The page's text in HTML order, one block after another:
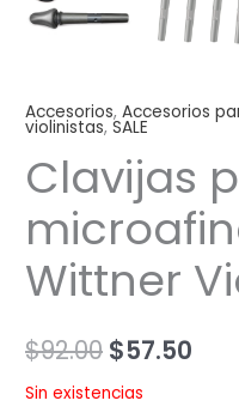
Accesorios,Accesorios
violinistas,SALE
Clavijas
Wittner
$92.00 $57.50
Sin existencias